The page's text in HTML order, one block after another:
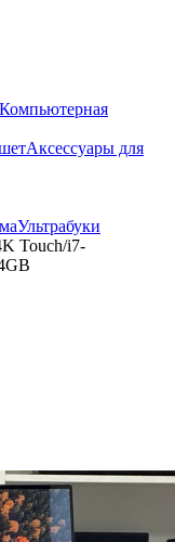
Компьютерная
Аксессуары для
Ультрабуки
Touch/i7-